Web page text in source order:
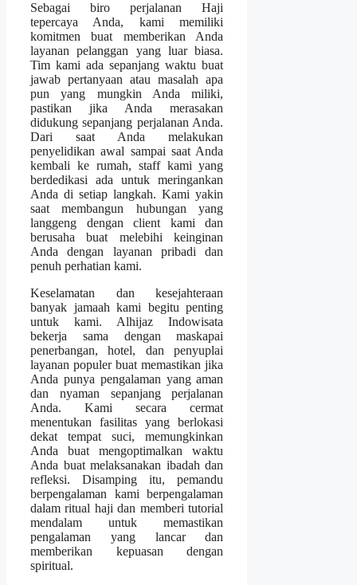
Sebagai biro perjalanan Haji
tepercaya Anda, kami memiliki
komitmen buat memberikan Anda
layanan pelanggan yang luar biasa.
Tim kami ada sepanjang waktu buat
jawab pertanyaan atau masalah apa
pun yang mungkin Anda miliki,
pastikan jika Anda merasakan
didukung sepanjang perjalanan Anda.
Dari saat Anda melakukan
penyelidikan awal sampai saat Anda
kembali ke rumah, staff kami yang
berdedikasi ada untuk meringankan
Anda di setiap langkah. Kami yakin
saat membangun hubungan yang
langgeng dengan client kami dan
berusaha buat melebihi keinginan
Anda dengan layanan pribadi dan
penuh perhatian kami.
Keselamatan dan kesejahteraan
banyak jamaah kami begitu penting
untuk kami. Alhijaz Indowisata
bekerja sama dengan maskapai
penerbangan, hotel, dan penyuplai
layanan populer buat memastikan jika
Anda punya pengalaman yang aman
dan nyaman sepanjang perjalanan
Anda. Kami secara cermat
menentukan fasilitas yang berlokasi
dekat tempat suci, memungkinkan
Anda buat mengoptimalkan waktu
Anda buat melaksanakan ibadah dan
refleksi. Disamping itu, pemandu
berpengalaman kami berpengalaman
dalam ritual haji dan memberi tutorial
mendalam untuk memastikan
pengalaman yang lancar dan
memberikan kepuasan dengan
spiritual.